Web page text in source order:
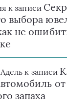
к записи
выбора
не
к записи
от
запаха